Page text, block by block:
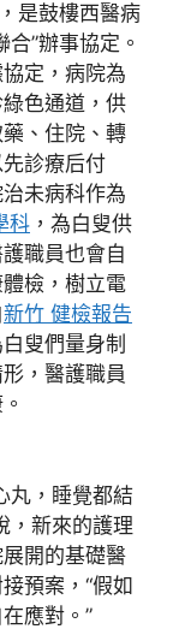
是鼓樓西醫病
”辦事協定。
定，病院為
色通道，供
、住院、轉
診療后付
未病科作為
科 ，為白叟供
職員也會自
檢，樹立電
新竹 健檢報告
叟們量身制
，醫護職員
，睡覺都結
，新來的護理
開的基礎醫
預案，“假如
應對。”